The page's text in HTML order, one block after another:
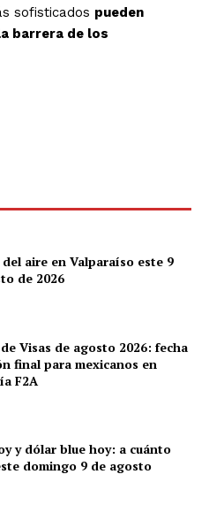
sofisticados pueden
barrera de los
aire en Valparaíso este 9
de 2026
Visas de agosto 2026: fecha
final para mexicanos en
F2A
y dólar blue hoy: a cuánto
domingo 9 de agosto